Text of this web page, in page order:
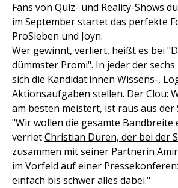
Fans von Quiz- und Reality-Shows
im September startet das perfekte
ProSieben und Joyn.
Wer gewinnt, verliert, heißt es bei
dümmster Promi". In jeder der sechs
sich die Kandidat:innen Wissens-,
Aktionsaufgaben stellen. Der Clou:
am besten meistert, ist raus aus der
"Wir wollen die gesamte Bandbreite
verrietChristian Düren, der bei der
zusammen mit seiner Partnerin
im Vorfeld auf einer
einfach bis schwer alles dabei."